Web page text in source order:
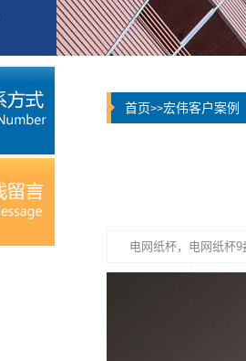
首页>>宏伟客户案例
电网纸杯，电网纸杯